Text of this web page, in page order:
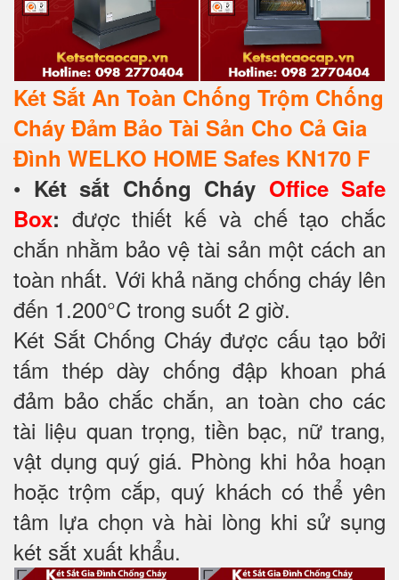
Két Sắt An Toàn Chống Trộm Chống
Cháy Đảm Bảo Tài Sản Cho Cả Gia
Đình WELKO HOME Safes KN170 F
• Két sắt Chống Cháy Office Safe
Box: được thiết kế và chế tạo chắc
chắn nhằm bảo vệ tài sản một cách an
toàn nhất. Với khả năng chống cháy lên
đến 1.200°C trong suốt 2 giờ.
Két Sắt Chống Cháy được cấu tạo bởi
tấm thép dày chống đập khoan phá
đảm bảo chắc chắn, an toàn cho các
tài liệu quan trọng, tiền bạc, nữ trang,
vật dụng quý giá. Phòng khi hỏa hoạn
hoặc trộm cắp, quý khách có thể yên
tâm lựa chọn và hài lòng khi sử sụng
két sắt xuất khẩu.